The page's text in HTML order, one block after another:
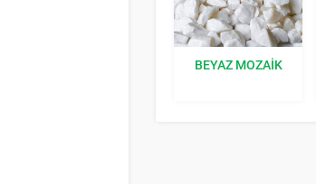
BEYAZ MOZAIK